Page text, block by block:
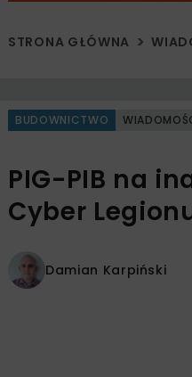
STRONA GŁÓWNA
BUDOWNICTWO
PIG-PIB na
Cyber
Damian Karpiński